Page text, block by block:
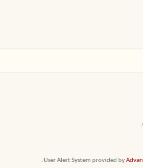
User Alert System provided by